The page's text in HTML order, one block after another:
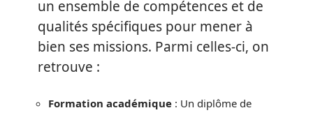
un ensemble de compétences et de
qualités spécifiques pour mener à
bien ses missions. Parmi celles-ci, on
retrouve :
Formation académique : Un diplôme de